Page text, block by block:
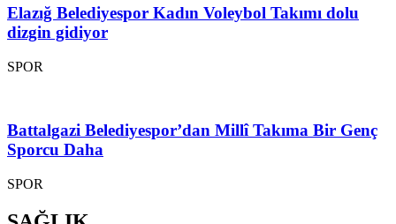
Elazığ Belediyespor Kadın Voleybol Takımı dolu
dizgin gidiyor
SPOR
Battalgazi Belediyespor’dan Millî Takıma Bir Genç
Sporcu Daha
SPOR